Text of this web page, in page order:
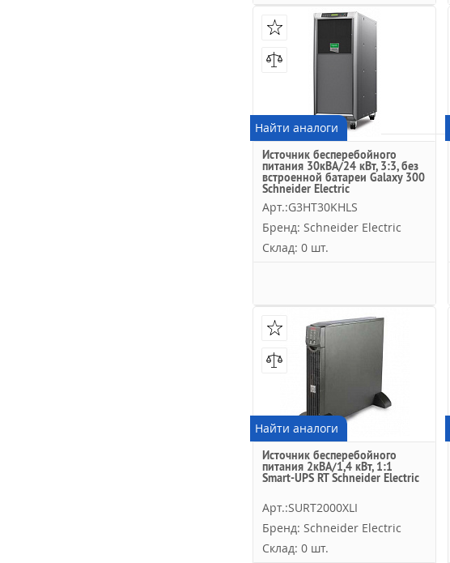
Найти аналоги
Источник бесперебойного
питания 30кВА/24 кВт, 3:3, без
встроенной батареи Galaxy 300
Schneider Electric
Арт.:G3HT30KHLS
Бренд: Schneider Electric
Склад: 0 шт.
Найти аналоги
Источник бесперебойного
питания 2кВА/1,4 кВт, 1:1
Smart-UPS RT Schneider Electric
Арт.:SURT2000XLI
Бренд: Schneider Electric
Склад: 0 шт.